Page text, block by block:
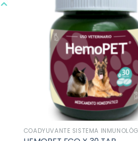
COADYUVANTE SISTEMA